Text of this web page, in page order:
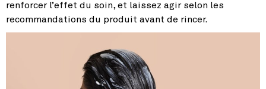
renforcer l’effet du soin, et laissez agir selon les
recommandations du produit avant de rincer.